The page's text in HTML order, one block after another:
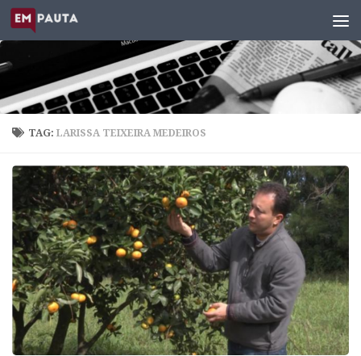
Skip to content
TAG:LARISSA TEIXEIRA MEDEIROS